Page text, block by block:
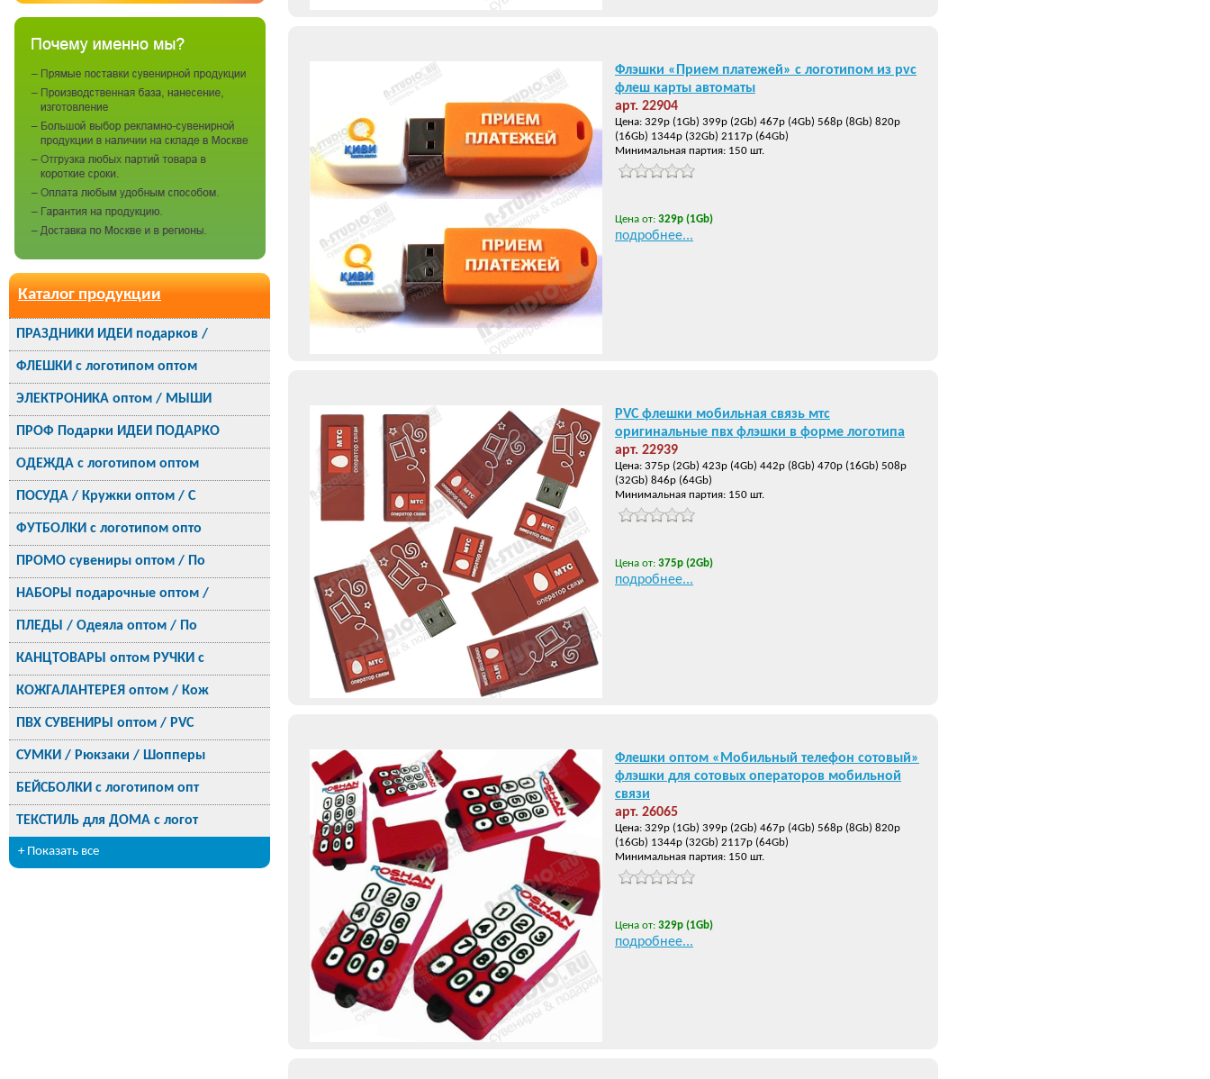
Каталог продукции
ПРАЗДНИКИ ИДЕИ подарков /
ФЛЕШКИ с логотипом оптом
ЭЛЕКТРОНИКА оптом / МЫШИ
ПРОФ Подарки ИДЕИ ПОДАРКО
ОДЕЖДА с логотипом оптом
ПОСУДА / Кружки оптом / С
ФУТБОЛКИ с логотипом опто
ПРОМО сувениры оптом / По
НАБОРЫ подарочные оптом /
ПЛЕДЫ / Одеяла оптом / По
КАНЦТОВАРЫ оптом РУЧКИ с
КОЖГАЛАНТЕРЕЯ оптом / Кож
ПВХ СУВЕНИРЫ оптом / PVC
СУМКИ / Рюкзаки / Шопперы
БЕЙСБОЛКИ с логотипом опт
ТЕКСТИЛЬ для ДОМА с логот
+ Показать все
Флэшки «Прием платежей» с логотипом из pvc
флеш карты автоматы
арт. 22904
Цена: 329р (1Gb) 399р (2Gb) 467р (4Gb) 568р (8Gb) 820р
(16Gb) 1344р (32Gb) 2117р (64Gb)
Минимальная партия: 150 шт.
Цена от: 329р (1Gb)
подробнее...
PVC флешки мобильная связь мтс
оригинальные пвх флэшки в форме логотипа
арт. 22939
Цена: 375р (2Gb) 423р (4Gb) 442р (8Gb) 470р (16Gb) 508р
(32Gb) 846р (64Gb)
Минимальная партия: 150 шт.
Цена от: 375р (2Gb)
подробнее...
Флешки оптом «Мобильный телефон сотовый»
флэшки для сотовых операторов мобильной
связи
арт. 26065
Цена: 329р (1Gb) 399р (2Gb) 467р (4Gb) 568р (8Gb) 820р
(16Gb) 1344р (32Gb) 2117р (64Gb)
Минимальная партия: 150 шт.
Цена от: 329р (1Gb)
подробнее...